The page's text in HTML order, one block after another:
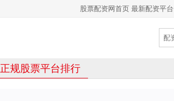
股票配资网首页 最新配资平
正规股票平台排行